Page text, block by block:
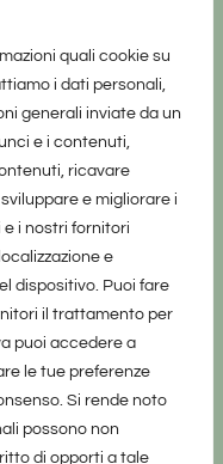
quali cookie su
i dati personali,
generali inviate da un
e i contenuti,
ricavare
e migliorare i
e i nostri fornitori
e
dispositivo. Puoi fare
il trattamento per
puoi accedere a
le tue preferenze
Si rende noto
possono non
di opporti a tale